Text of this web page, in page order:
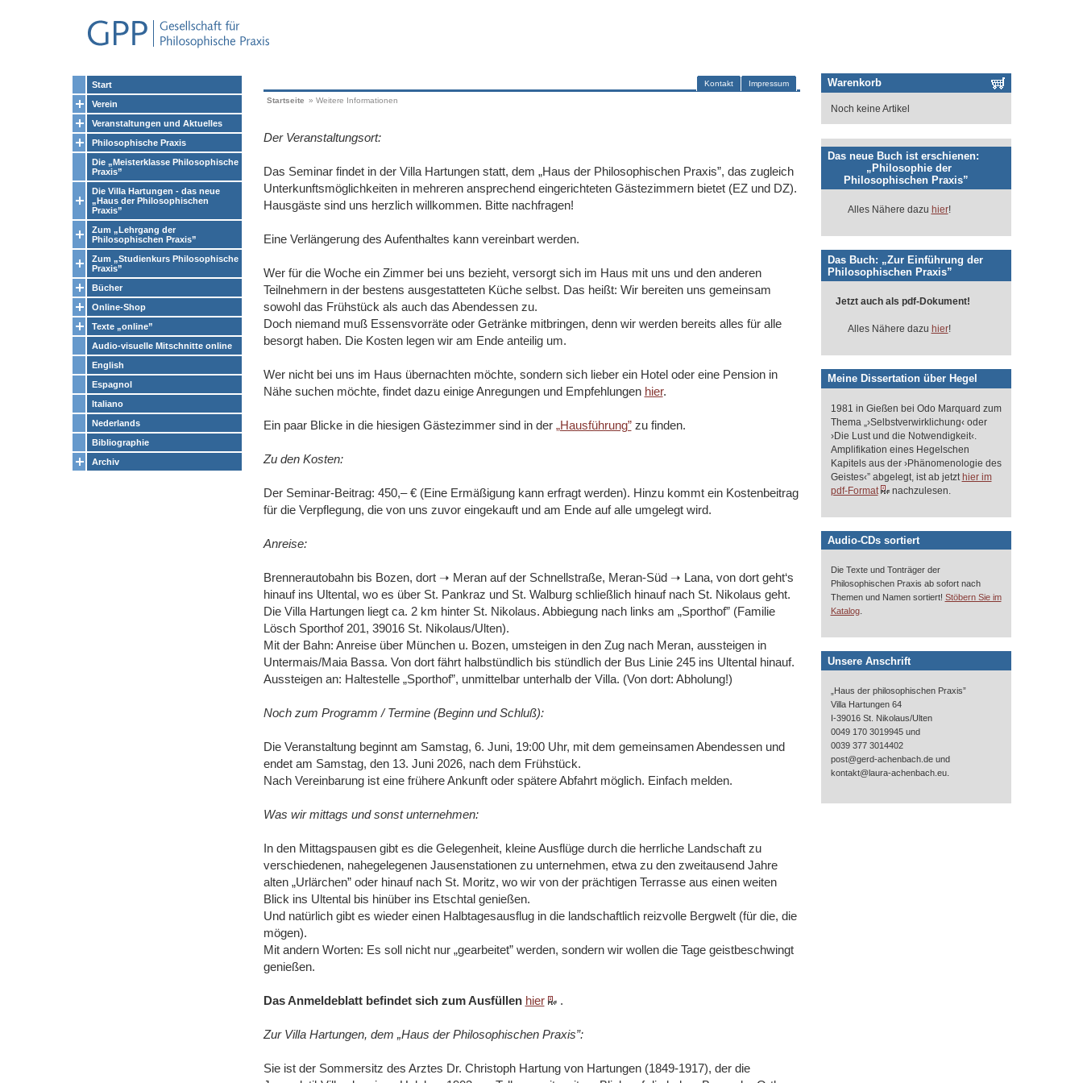
Start
Verein
Veranstaltungen und Aktuelles
Philosophische Praxis
Die „Meisterklasse Philosophische
Praxis”
Die Villa Hartungen - das neue
„Haus der Philosophischen
Praxis”
Zum „Lehrgang der
Philosophischen Praxis”
Zum „Studienkurs Philosophische
Praxis”
Bücher
Online-Shop
Texte „online”
Audio-visuelle Mitschnitte online
English
Espagnol
Italiano
Nederlands
Bibliographie
Archiv
Impressum
Kontakt
Startseite » Weitere Informationen
Der Veranstaltungsort:
Das Seminar findet in der Villa Hartungen statt, dem „Haus der Philosophischen Praxis”, das zugleich
Unterkunftsmöglichkeiten in mehreren ansprechend eingerichteten Gästezimmern bietet (EZ und DZ).
Hausgäste sind uns herzlich willkommen. Bitte nachfragen!
Eine Verlängerung des Aufenthaltes kann vereinbart werden.
Wer für die Woche ein Zimmer bei uns bezieht, versorgt sich im Haus mit uns und den anderen
Teilnehmern in der bestens ausgestatteten Küche selbst. Das heißt: Wir bereiten uns gemeinsam
sowohl das Frühstück als auch das Abendessen zu.
Doch niemand muß Essensvorräte oder Getränke mitbringen, denn wir werden bereits alles für alle
besorgt haben. Die Kosten legen wir am Ende anteilig um.
Wer nicht bei uns im Haus übernachten möchte, sondern sich lieber ein Hotel oder eine Pension in
Nähe suchen möchte, findet dazu einige Anregungen und Empfehlungen hier.
Ein paar Blicke in die hiesigen Gästezimmer sind in der „Hausführung”zu finden.
Zu den Kosten:
Der Seminar-Beitrag: 450,– € (Eine Ermäßigung kann erfragt werden). Hinzu kommt ein Kostenbeitrag
für die Verpflegung, die von uns zuvor eingekauft und am Ende auf alle umgelegt wird.
Anreise:
Brennerautobahn bis Bozen, dort ➝ Meran auf der Schnellstraße, Meran-Süd ➝ Lana, von dort geht‘s
hinauf ins Ultental, wo es über St. Pankraz und St. Walburg schließlich hinauf nach St. Nikolaus geht.
Die Villa Hartungen liegt ca. 2 km hinter St. Nikolaus. Abbiegung nach links am „Sporthof” (Familie
Lösch Sporthof 201, 39016 St. Nikolaus/Ulten).
Mit der Bahn: Anreise über München u. Bozen, umsteigen in den Zug nach Meran, aussteigen in
Untermais/Maia Bassa. Von dort fährt halbstündlich bis stündlich der Bus Linie 245 ins Ultental hinauf.
Aussteigen an: Haltestelle „Sporthof”, unmittelbar unterhalb der Villa. (Von dort: Abholung!)
Noch zum Programm / Termine (Beginn und Schluß):
Die Veranstaltung beginnt am Samstag, 6. Juni, 19:00 Uhr, mit dem gemeinsamen Abendessen und
endet am Samstag, den 13. Juni 2026, nach dem Frühstück.
Nach Vereinbarung ist eine frühere Ankunft oder spätere Abfahrt möglich. Einfach melden.
Was wir mittags und sonst unternehmen:
In den Mittagspausen gibt es die Gelegenheit, kleine Ausflüge durch die herrliche Landschaft zu
verschiedenen, nahegelegenen Jausenstationen zu unternehmen, etwa zu den zweitausend Jahre
alten „Urlärchen” oder hinauf nach St. Moritz, wo wir von der prächtigen Terrasse aus einen weiten
Blick ins Ultental bis hinüber ins Etschtal genießen.
Und natürlich gibt es wieder einen Halbtagesausflug in die landschaftlich reizvolle Bergwelt (für die, die
mögen).
Mit andern Worten: Es soll nicht nur „gearbeitet” werden, sondern wir wollen die Tage geistbeschwingt
genießen.
Das Anmeldeblatt befindet sich zum Ausfüllen hier .
Zur Villa Hartungen, dem „Haus der Philosophischen Praxis”:
Sie ist der Sommersitz des Arztes Dr. Christoph Hartung von Hartungen (1849-1917), der die
Warenkorb
Noch keine Artikel
Das neue Buch ist erschienen:
„Philosophie der
Philosophischen Praxis”
Alles Nähere dazu hier!
Das Buch: „Zur Einführung der
Philosophischen Praxis”
Jetzt auch als pdf-Dokument!
Alles Nähere dazu hier!
Meine Dissertation über Hegel
1981 in Gießen bei Odo Marquard zum
Thema „›Selbstverwirklichung‹ oder
›Die Lust und die Notwendigkeit‹.
Amplifikation eines Hegelschen
Kapitels aus der ›Phänomenologie des
Geistes‹” abgelegt, ist ab jetzt hier im
pdf-Format
nachzulesen.
Audio-CDs sortiert
Die Texte und Tonträger der
Philosophischen Praxis ab sofort nach
Themen und Namen sortiert! Stöbern Sie im
Katalog.
Unsere Anschrift
„Haus der philosophischen Praxis”
Villa Hartungen 64
I-39016 St. Nikolaus/Ulten
0049 170 3019945 und
0039 377 3014402
post@gerd-achenbach.de und
kontakt@laura-achenbach.eu.